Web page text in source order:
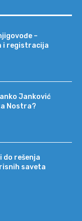
–
i registracija
Janković
Nostra?
do rešenja
saveta